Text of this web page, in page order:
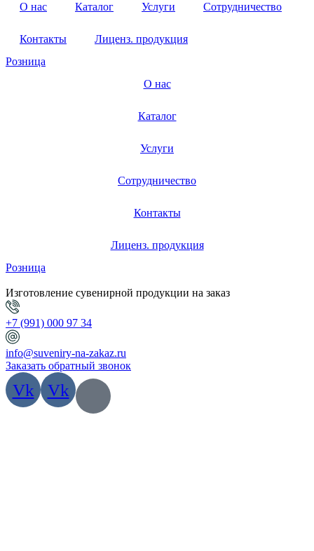
О нас
Каталог Услуги Сотрудничество
Контакты
Лиценз. продукция
Розница
О нас
Каталог
Услуги
Сотрудничество
Контакты
Лиценз. продукция
Розница
Изготовление сувенирной продукции на заказ
+7 (991) 000 97 34
info@suveniry-na-zakaz.ru
Заказать обратный звонок
Vk Vk